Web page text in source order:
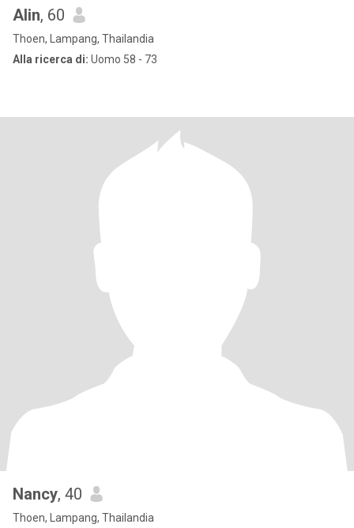
Alin, 60
Thoen, Lampang, Thailandia
Alla ricerca di: Uomo 58 - 73
Nancy, 40
Thoen, Lampang, Thailandia